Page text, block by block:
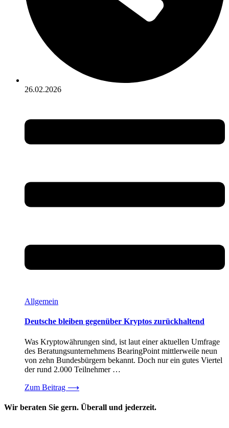
26.02.2026
Allgemein
Deutsche bleiben gegenüber Kryptos zurückhaltend
Was Kryptowährungen sind, ist laut einer aktuellen Umfrage
des Beratungsunternehmens BearingPoint mittlerweile neun
von zehn Bundesbürgern bekannt. Doch nur ein gutes Viertel
der rund 2.000 Teilnehmer …
Zum Beitrag ⟶
Wir beraten Sie gern. Überall und jederzeit.